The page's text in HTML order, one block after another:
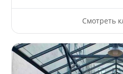
Смотреть